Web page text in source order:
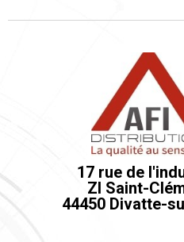
17 rue de
ZI Saint-
44450 Divatte-